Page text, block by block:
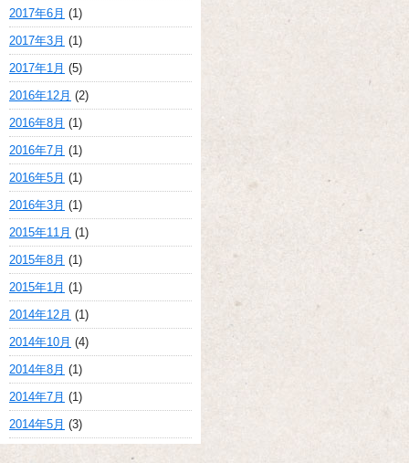
2017年6月 (1)
2017年3月 (1)
2017年1月 (5)
2016年12月 (2)
2016年8月 (1)
2016年7月 (1)
2016年5月 (1)
2016年3月 (1)
2015年11月 (1)
2015年8月 (1)
2015年1月 (1)
2014年12月 (1)
2014年10月 (4)
2014年8月 (1)
2014年7月 (1)
2014年5月 (3)